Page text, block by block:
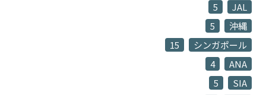
JAL
5
沖縄
5
シンガポール
15
ANA
4
SIA
5